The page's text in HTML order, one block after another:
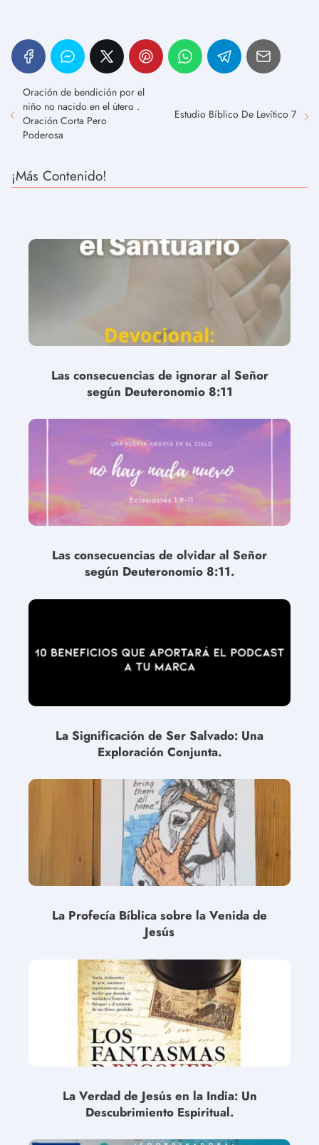
Oración de bendición por el
niño no nacido en el útero .
Oración Corta Pero
Poderosa
Estudio Bíblico De Levítico 7
¡Más Contenido!
Las consecuencias de ignorar al Señor
según Deuteronomio 8:11
Las consecuencias de olvidar al Señor
según Deuteronomio 8:11.
La Significación de Ser Salvado: Una
Exploración Conjunta.
La Profecía Bíblica sobre la Venida de
Jesús
La Verdad de Jesús en la India: Un
Descubrimiento Espiritual.